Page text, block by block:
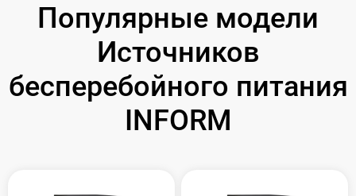
Популярные модели
Источников
бесперебойного питания
INFORM